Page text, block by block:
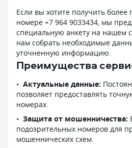
Если вы хотите получить
номере +7 964 9033434, мы
специальную анкету на нашем
нам собрать необходимые
уточненную информацию.
Преимущества
Актуальные данные:
позволяет предоставлять
номерах.
Защита от мошенничества:
подозрительных номеров для
мошеннических схем.